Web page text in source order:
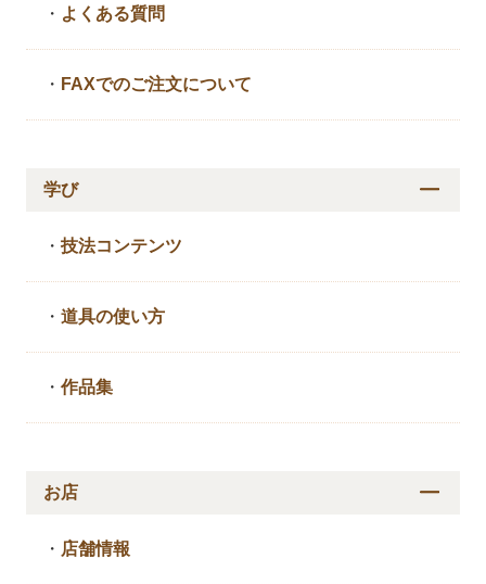
・ よくある質問
・ FAXでのご注文について
学び
・技法コンテンツ
・道具の使い方
・作品集
お店
・ 店舗情報